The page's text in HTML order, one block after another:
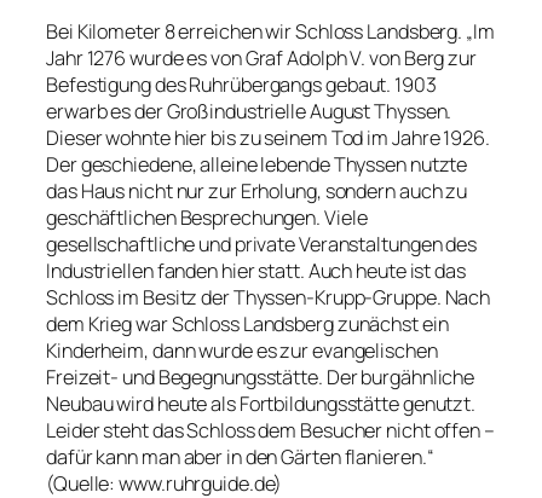
Bei Kilometer 8 erreichen wir Schloss Landsberg. „Im
Jahr 1276 wurde es von Graf Adolph V. von Berg zur
Befestigung des Ruhrübergangs gebaut. 1903
erwarb es der Großindustrielle August Thyssen.
Dieser wohnte hier bis zu seinem Tod im Jahre 1926.
Der geschiedene, alleine lebende Thyssen nutzte
das Haus nicht nur zur Erholung, sondern auch zu
geschäftlichen Besprechungen. Viele
gesellschaftliche und private Veranstaltungen des
Industriellen fanden hier statt. Auch heute ist das
Schloss im Besitz der Thyssen-Krupp-Gruppe. Nach
dem Krieg war Schloss Landsberg zunächst ein
Kinderheim, dann wurde es zur evangelischen
Freizeit- und Begegnungsstätte. Der burgähnliche
Neubau wird heute als Fortbildungsstätte genutzt.
Leider steht das Schloss dem Besucher nicht offen –
dafür kann man aber in den Gärten flanieren.“
(Quelle: www.ruhrguide.de)